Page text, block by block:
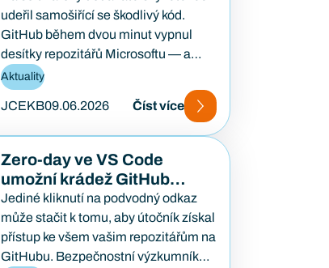
udeřil samošiřící se škodlivý kód.
GitHub během dvou minut vypnul
desítky repozitářů Microsoftu — a
vývojářům po celém světě se rozbily…
Aktuality
JCEKB09.06.2026 Číst více
Zero-day ve VS Code
umožní krádež GitHub
tokenů
Jediné kliknutí na podvodný odkaz
může stačit k tomu, aby útočník získal
přístup ke všem vašim repozitářům na
GitHubu. Bezpečnostní výzkumník